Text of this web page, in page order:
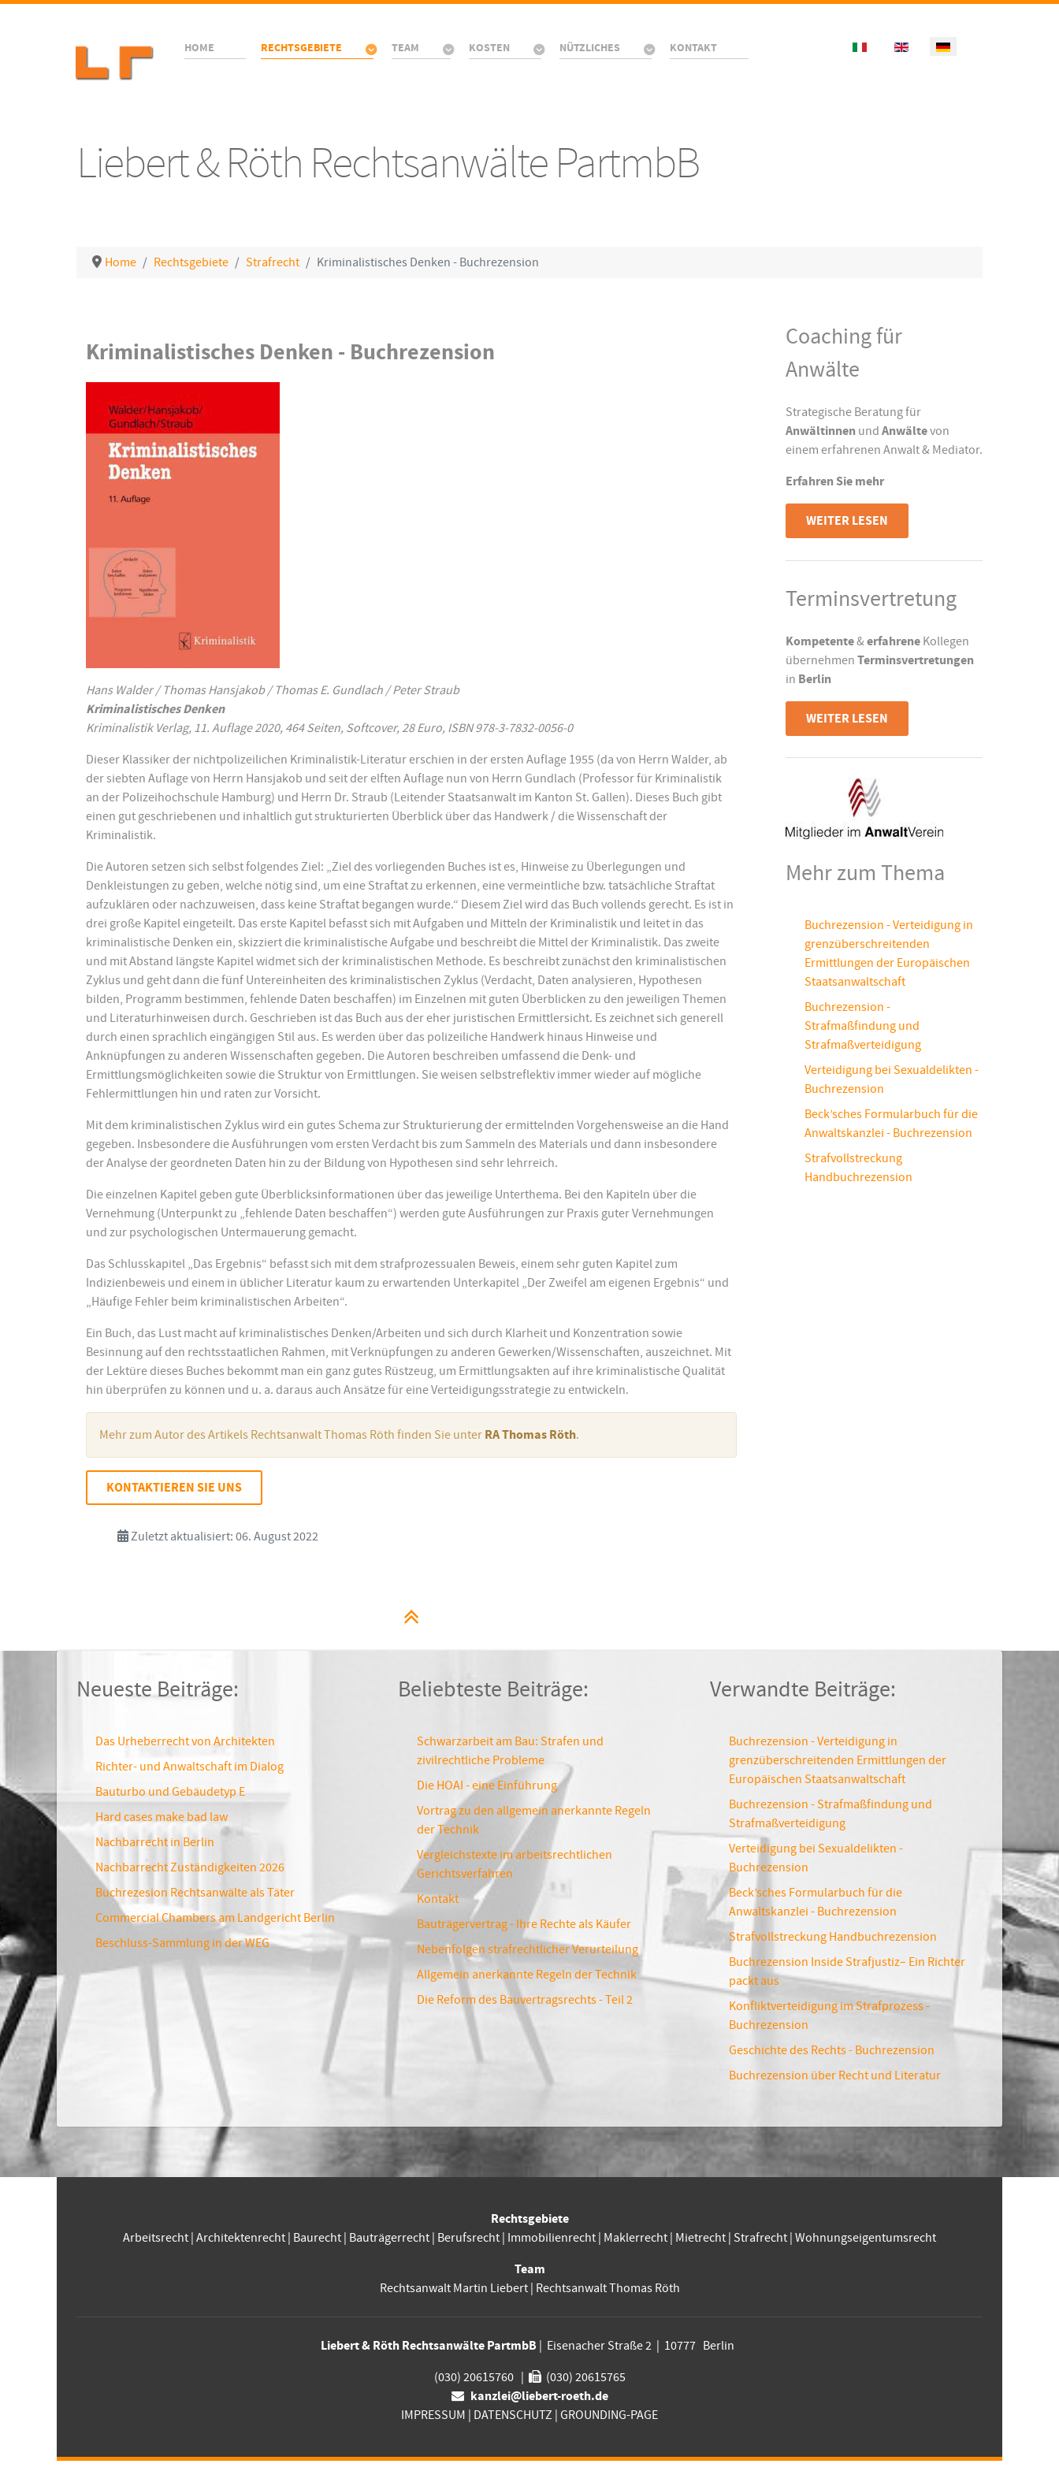
HOME RECHTSGEBIETE TEAM KOSTEN NÜTZLICHES KONTAKT Select your language
Liebert & Röth Rechtsanwälte PartmbB
Home Rechtsgebiete Strafrecht Kriminalistisches Denken - Buchrezension
Details
Kriminalistisches Denken - Buchrezension
Hans Walder / Thomas Hansjakob / Thomas E. Gundlach / Peter Straub
Kriminalistisches Denken
Kriminalistik Verlag, 11. Auflage 2020, 464 Seiten, Softcover, 28 Euro, ISBN 978-3-7832-0056-0
Dieser Klassiker der nichtpolizeilichen Kriminalistik-Literatur erschien in der ersten Auflage 1955 (da von Herrn Walder, ab
der siebten Auflage von Herrn Hansjakob und seit der elften Auflage nun von Herrn Gundlach (Professor für Kriminalistik
an der Polizeihochschule Hamburg) und Herrn Dr. Straub (Leitender Staatsanwalt im Kanton St. Gallen). Dieses Buch gibt
einen gut geschriebenen und inhaltlich gut strukturierten Überblick über das Handwerk / die Wissenschaft der
Kriminalistik.
Die Autoren setzen sich selbst folgendes Ziel: „Ziel des vorliegenden Buches ist es, Hinweise zu Überlegungen und
Denkleistungen zu geben, welche nötig sind, um eine Straftat zu erkennen, eine vermeintliche bzw. tatsächliche Straftat
aufzuklären oder nachzuweisen, dass keine Straftat begangen wurde.“ Diesem Ziel wird das Buch vollends gerecht. Es ist in
drei große Kapitel eingeteilt. Das erste Kapitel befasst sich mit Aufgaben und Mitteln der Kriminalistik und leitet in das
kriminalistische Denken ein, skizziert die kriminalistische Aufgabe und beschreibt die Mittel der Kriminalistik. Das zweite
und mit Abstand längste Kapitel widmet sich der kriminalistischen Methode. Es beschreibt zunächst den kriminalistischen
Zyklus und geht dann die fünf Untereinheiten des kriminalistischen Zyklus (Verdacht, Daten analysieren, Hypothesen
bilden, Programm bestimmen, fehlende Daten beschaffen) im Einzelnen mit guten Überblicken zu den jeweiligen Themen
und Literaturhinweisen durch. Geschrieben ist das Buch aus der eher juristischen Ermittlersicht. Es zeichnet sich generell
durch einen sprachlich eingängigen Stil aus. Es werden über das polizeiliche Handwerk hinaus Hinweise und
Anknüpfungen zu anderen Wissenschaften gegeben. Die Autoren beschreiben umfassend die Denk- und
Ermittlungsmöglichkeiten sowie die Struktur von Ermittlungen. Sie weisen selbstreflektiv immer wieder auf mögliche
Fehlermittlungen hin und raten zur Vorsicht.
Mit dem kriminalistischen Zyklus wird ein gutes Schema zur Strukturierung der ermittelnden Vorgehensweise an die Hand
gegeben. Insbesondere die Ausführungen vom ersten Verdacht bis zum Sammeln des Materials und dann insbesondere
der Analyse der geordneten Daten hin zu der Bildung von Hypothesen sind sehr lehrreich.
Die einzelnen Kapitel geben gute Überblicksinformationen über das jeweilige Unterthema. Bei den Kapiteln über die
Vernehmung (Unterpunkt zu „fehlende Daten beschaffen“) werden gute Ausführungen zur Praxis guter Vernehmungen
und zur psychologischen Untermauerung gemacht.
Das Schlusskapitel „Das Ergebnis“ befasst sich mit dem strafprozessualen Beweis, einem sehr guten Kapitel zum
Indizienbeweis und einem in üblicher Literatur kaum zu erwartenden Unterkapitel „Der Zweifel am eigenen Ergebnis“ und
„Häufige Fehler beim kriminalistischen Arbeiten“.
Ein Buch, das Lust macht auf kriminalistisches Denken/Arbeiten und sich durch Klarheit und Konzentration sowie
Besinnung auf den rechtsstaatlichen Rahmen, mit Verknüpfungen zu anderen Gewerken/Wissenschaften, auszeichnet. Mit
der Lektüre dieses Buches bekommt man ein ganz gutes Rüstzeug, um Ermittlungsakten auf ihre kriminalistische Qualität
hin überprüfen zu können und u. a. daraus auch Ansätze für eine Verteidigungsstrategie zu entwickeln.
Mehr zum Autor des Artikels Rechtsanwalt Thomas Röth finden Sie unter RA Thomas Röth.
KONTAKTIEREN SIE UNS
Zuletzt aktualisiert: 06. August 2022
Coaching für
Anwälte
Strategische Beratung für
Anwältinnen und Anwältevon
einem erfahrenen Anwalt & Mediator.
Erfahren Sie mehr
WEITER LESEN
Terminsvertretung
Kompetente& erfahrene Kollegen
übernehmen Terminsvertretungen
in Berlin
WEITER LESEN
Mehr zum Thema
Buchrezension - Verteidigung in
grenzüberschreitenden
Ermittlungen der Europäischen
Staatsanwaltschaft
Buchrezension -
Strafmaßfindung und
Strafmaßverteidigung
Verteidigung bei Sexualdelikten -
Buchrezension
Beck’sches Formularbuch für die
Anwaltskanzlei - Buchrezension
Strafvollstreckung
Handbuchrezension
Neueste Beiträge:
Das Urheberrecht von Architekten
Richter- und Anwaltschaft im Dialog
Bauturbo und Gebäudetyp E
Hard cases make bad law
Nachbarrecht in Berlin
Nachbarrecht Zuständigkeiten 2026
Buchrezesion Rechtsanwälte als Täter
Commercial Chambers am Landgericht Berlin
Beschluss-Sammlung in der WEG
Beliebteste Beiträge:
Schwarzarbeit am Bau: Strafen und
zivilrechtliche Probleme
Die HOAI - eine Einführung
Vortrag zu den allgemein anerkannte Regeln
der Technik
Vergleichstexte im arbeitsrechtlichen
Gerichtsverfahren
Kontakt
Bauträgervertrag - Ihre Rechte als Käufer
Nebenfolgen strafrechtlicher Verurteilung
Allgemein anerkannte Regeln der Technik
Die Reform des Bauvertragsrechts - Teil 2
Verwandte Beiträge:
Buchrezension - Verteidigung in
grenzüberschreitenden Ermittlungen der
Europäischen Staatsanwaltschaft
Buchrezension - Strafmaßfindung und
Strafmaßverteidigung
Verteidigung bei Sexualdelikten -
Buchrezension
Beck’sches Formularbuch für die
Anwaltskanzlei - Buchrezension
Strafvollstreckung Handbuchrezension
Buchrezension Inside Strafjustiz– Ein Richter
packt aus
Konfliktverteidigung im Strafprozess -
Buchrezension
Geschichte des Rechts - Buchrezension
Buchrezension über Recht und Literatur
Rechtsgebiete
Arbeitsrecht Architektenrecht Baurecht Bauträgerrecht Berufsrecht Immobilienrecht Maklerrecht Mietrecht Strafrecht Wohnungseigentumsrecht
Team
Rechtsanwalt Martin Liebert| Rechtsanwalt Thomas Röth
Liebert & Röth Rechtsanwälte PartmbB| Eisenacher Straße 2 | 10777 Berlin
(030) 20615760|
(030) 20615765
kanzlei@liebert-roeth.de
IMPRESSUM
DATENSCHUTZ GROUNDING-PAGE